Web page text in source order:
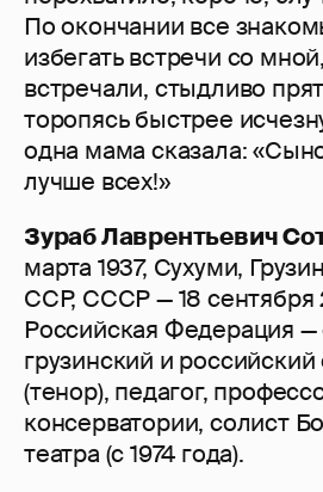
По окончании все
избегать встречи со
встречали, стыдливо
торопясь быстрее
одна мама сказала:
лучше всех!»
Зураб Лаврентьевич
марта 1937, Сухуми,
ССР, СССР — 18 сентября
Российская Федерация —
грузинский и
(тенор), педагог,
консерватории, солист
театра (с 1974 года).